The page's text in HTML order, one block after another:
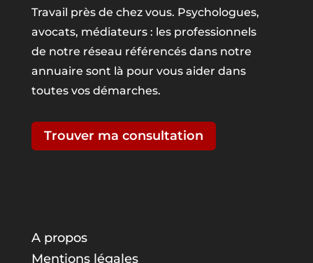
Travail près de chez vous. Psychologues,
avocats, médiateurs : les professionnels
de notre réseau référencés dans notre
annuaire sont là pour vous aider dans
toutes vos démarches.
Trouver ma consultation
A propos
Mentions légales